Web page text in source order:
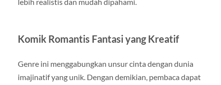
lebih realistis dan mudah dipahami.
Komik Romantis Fantasi yang Kreatif
Genre ini menggabungkan unsur cinta dengan dunia
imajinatif yang unik. Dengan demikian, pembaca dapat